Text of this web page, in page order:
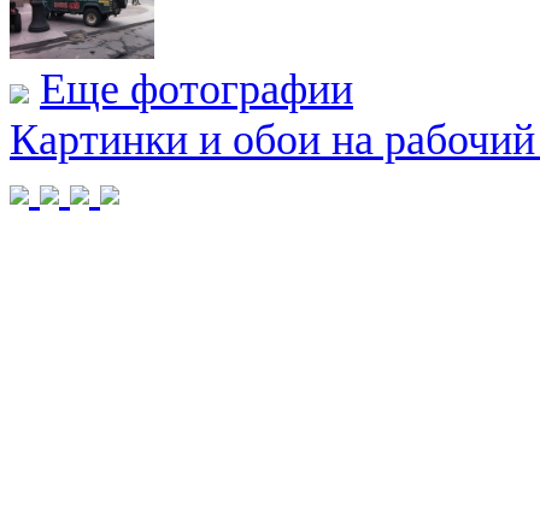
Еще фотографии
Картинки и обои на